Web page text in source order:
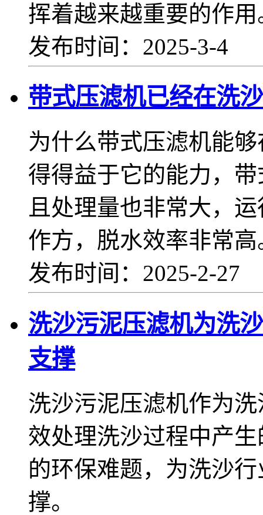
挥着越来越重要的作用
发布时间：2025-3-4
带式压滤机已经在洗
为什么带式压滤机能
得得益于它的能力，
且处理量也非常大，
作方，脱水效率非常高
发布时间：2025-2-27
洗沙污泥压滤机为洗
支撑
洗沙污泥压滤机作为
效处理洗沙过程中产
的环保难题，为洗沙
撑。